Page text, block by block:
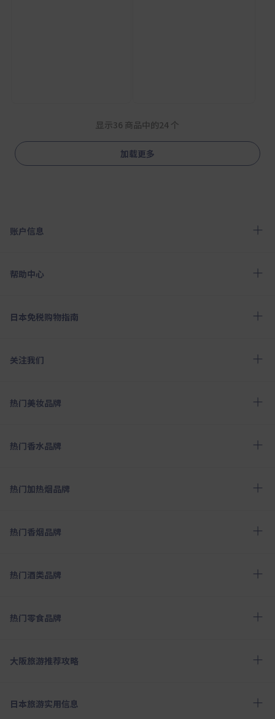
显示36 商品中的24 个
加载更多
账户信息
帮助中心
日本免税购物指南
关注我们
热门美妆品牌
热门香水品牌
热门加热烟品牌
热门香烟品牌
热门酒类品牌
热门零食品牌
大阪旅游推荐攻略
日本旅游实用信息